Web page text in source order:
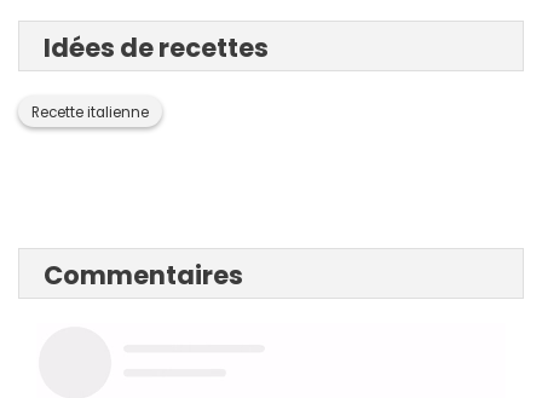
Idées de recettes
Recette italienne
Commentaires